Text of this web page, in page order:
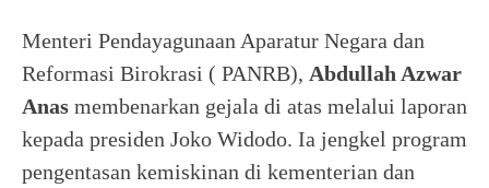
Menteri Pendayagunaan Aparatur Negara dan
Reformasi Birokrasi ( PANRB), Abdullah Azwar
Anas membenarkan gejala di atas melalui laporan
kepada presiden Joko Widodo. Ia jengkel program
pengentasan kemiskinan di kementerian dan